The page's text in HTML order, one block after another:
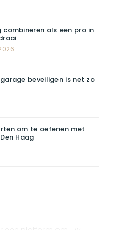
combineren als een pro in
beveiligen is net zo
om te oefenen met
Haag